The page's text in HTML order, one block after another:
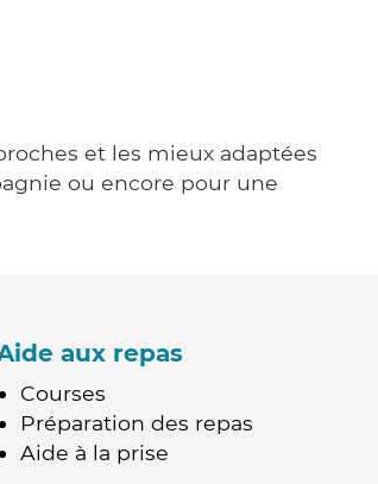
et les mieux adaptées
ou encore pour une
aux repas
Courses
Préparation des repas
Aide à la prise